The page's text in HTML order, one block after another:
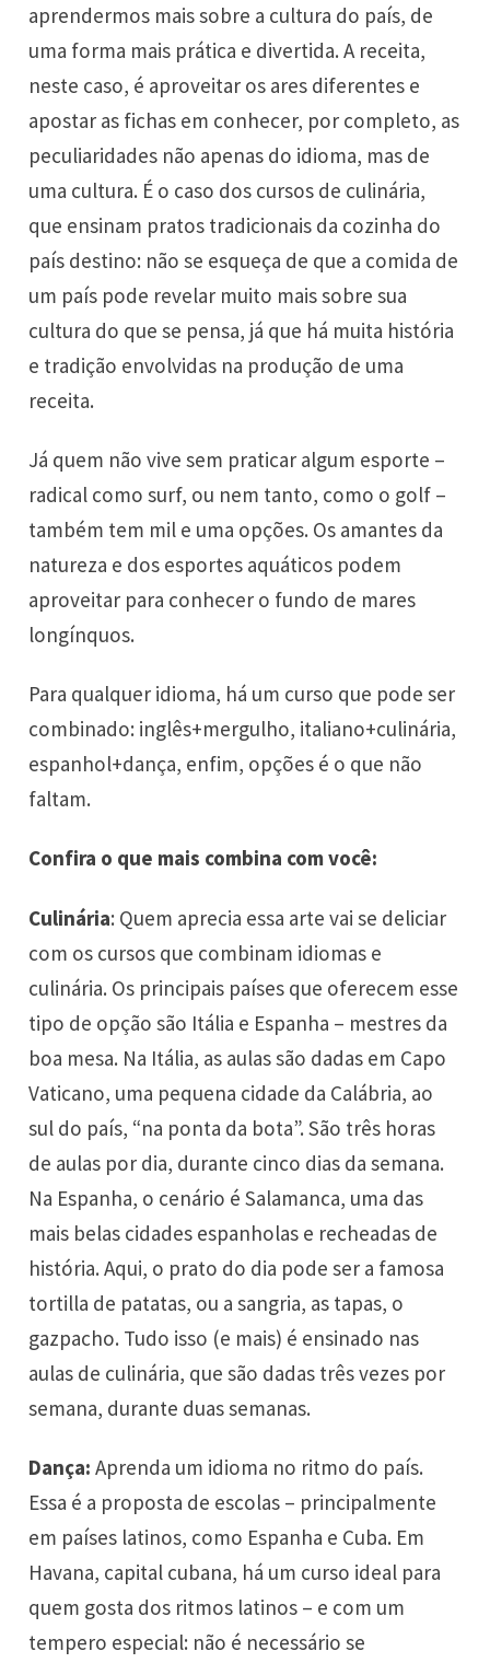
aprendermos mais sobre a cultura do país, de
uma forma mais prática e divertida. A receita,
neste caso, é aproveitar os ares diferentes e
apostar as fichas em conhecer, por completo, as
peculiaridades não apenas do idioma, mas de
uma cultura. É o caso dos cursos de culinária,
que ensinam pratos tradicionais da cozinha do
país destino: não se esqueça de que a comida de
um país pode revelar muito mais sobre sua
cultura do que se pensa, já que há muita história
e tradição envolvidas na produção de uma
receita.
Já quem não vive sem praticar algum esporte –
radical como surf, ou nem tanto, como o golf –
também tem mil e uma opções. Os amantes da
natureza e dos esportes aquáticos podem
aproveitar para conhecer o fundo de mares
longínquos.
Para qualquer idioma, há um curso que pode ser
combinado: inglês+mergulho, italiano+culinária,
espanhol+dança, enfim, opções é o que não
faltam.
Confira o que mais combina com você:
Culinária: Quem aprecia essa arte vai se deliciar
com os cursos que combinam idiomas e
culinária. Os principais países que oferecem esse
tipo de opção são Itália e Espanha – mestres da
boa mesa. Na Itália, as aulas são dadas em Capo
Vaticano, uma pequena cidade da Calábria, ao
sul do país, “na ponta da bota”. São três horas
de aulas por dia, durante cinco dias da semana.
Na Espanha, o cenário é Salamanca, uma das
mais belas cidades espanholas e recheadas de
história. Aqui, o prato do dia pode ser a famosa
tortilla de patatas, ou a sangria, as tapas, o
gazpacho. Tudo isso (e mais) é ensinado nas
aulas de culinária, que são dadas três vezes por
semana, durante duas semanas.
Dança:Aprenda um idioma no ritmo do país.
Essa é a proposta de escolas – principalmente
em países latinos, como Espanha e Cuba. Em
Havana, capital cubana, há um curso ideal para
quem gosta dos ritmos latinos – e com um
tempero especial: não é necessário se